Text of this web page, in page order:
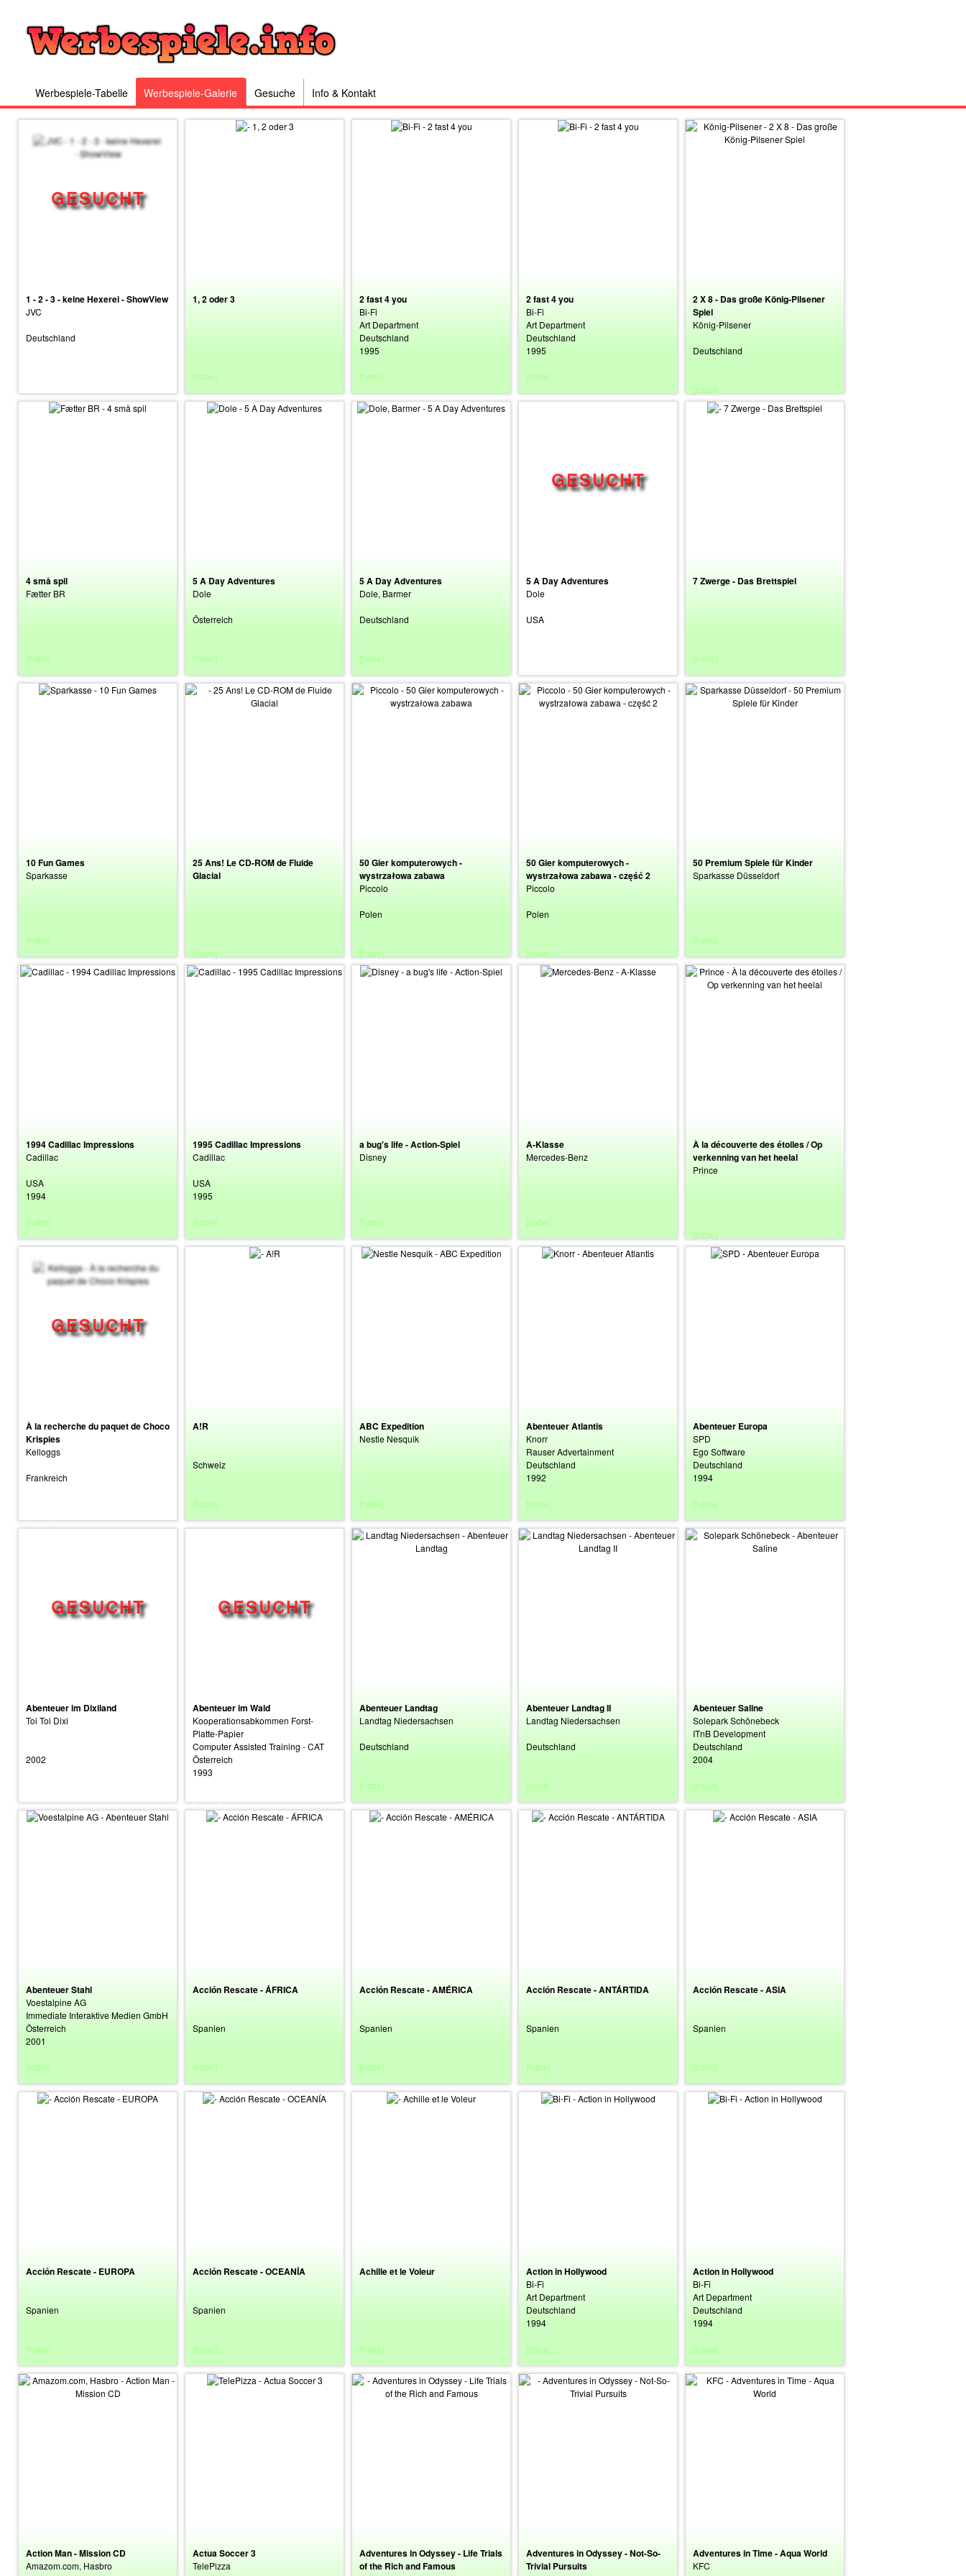
Werbespiele-Tabelle Werbespiele-Galerie Gesuche Info & Kontakt
1 - 2 - 3 - keine Hexerei - ShowView
JVC
Deutschland
1, 2 oder 3
[habe]
2 fast 4 you
Bi-Fi
Art Department
Deutschland
1995
[habe]
2 fast 4 you
Bi-Fi
Art Department
Deutschland
1995
[habe]
2 X 8 - Das große König-Pilsener
Spiel
König-Pilsener
Deutschland
[habe]
4 små spil
Fætter BR
[habe]
5 A Day Adventures
Dole
Österreich
[habe]
5 A Day Adventures
Dole, Barmer
Deutschland
[habe]
5 A Day Adventures
Dole
USA
7 Zwerge - Das Brettspiel
[habe]
10 Fun Games
Sparkasse
[habe]
25 Ans! Le CD-ROM de Fluide
Glacial
[habe]
50 Gier komputerowych -
wystrzałowa zabawa
Piccolo
Polen
[habe]
50 Gier komputerowych -
wystrzałowa zabawa - część 2
Piccolo
Polen
[habe]
50 Premium Spiele für Kinder
Sparkasse Düsseldorf
[habe]
1994 Cadillac Impressions
Cadillac
USA
1994
[habe]
1995 Cadillac Impressions
Cadillac
USA
1995
[habe]
a bug's life - Action-Spiel
Disney
[habe]
A-Klasse
Mercedes-Benz
[habe]
À la découverte des étoiles / Op
verkenning van het heelal
Prince
[habe]
À la recherche du paquet de Choco
Krispies
Kelloggs
Frankreich
A!R
Schweiz
[habe]
ABC Expedition
Nestle Nesquik
[habe]
Abenteuer Atlantis
Knorr
Rauser Advertainment
Deutschland
1992
[habe]
Abenteuer Europa
SPD
Ego Software
Deutschland
1994
[habe]
Abenteuer im Dixiland
Toi Toi Dixi
2002
Abenteuer im Wald
Kooperationsabkommen Forst-
Platte-Papier
Computer Assisted Training - CAT
Österreich
1993
Abenteuer Landtag
Landtag Niedersachsen
Deutschland
[habe]
Abenteuer Landtag II
Landtag Niedersachsen
Deutschland
[habe]
Abenteuer Saline
Solepark Schönebeck
ITnB Development
Deutschland
2004
[habe]
Abenteuer Stahl
Voestalpine AG
Immediate Interaktive Medien GmbH
Österreich
2001
[habe]
Acción Rescate - ÁFRICA
Spanien
[habe]
Acción Rescate - AMÉRICA
Spanien
[habe]
Acción Rescate - ANTÁRTIDA
Spanien
[habe]
Acción Rescate - ASIA
Spanien
[habe]
Acción Rescate - EUROPA
Spanien
[habe]
Acción Rescate - OCEANÍA
Spanien
[habe]
Achille et le Voleur
[habe]
Action in Hollywood
Bi-Fi
Art Department
Deutschland
1994
[habe]
Action in Hollywood
Bi-Fi
Art Department
Deutschland
1994
[habe]
Action Man - Mission CD
Amazom.com, Hasbro
Actua Soccer 3
TelePizza
Adventures in Odyssey - Life Trials
of the Rich and Famous
Adventures in Odyssey - Not-So-
Trivial Pursuits
Adventures in Time - Aqua World
KFC